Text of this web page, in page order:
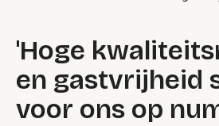
'Hoge
en gastvrijheid
voor ons op